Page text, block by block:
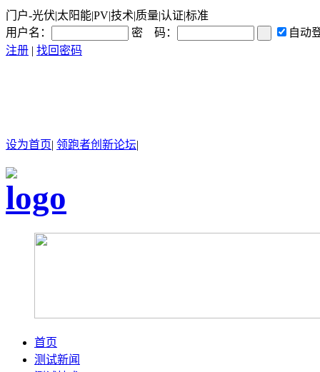
门户-光伏|太阳能|PV|技术|质量|认证|标准
用户名：
密 码：
自动
注册 | 找回密码
设为首页| 领跑者创新论坛|
首页
测试新闻